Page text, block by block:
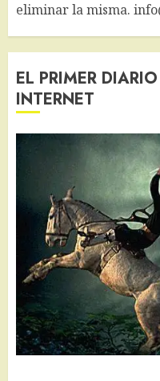
eliminar la misma.
EL PRIMER
INTERNET